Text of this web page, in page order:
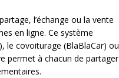
l’échange ou la vente
en ligne. Ce système
le covoiturage (BlaBlaCar) ou
permet à chacun de partager